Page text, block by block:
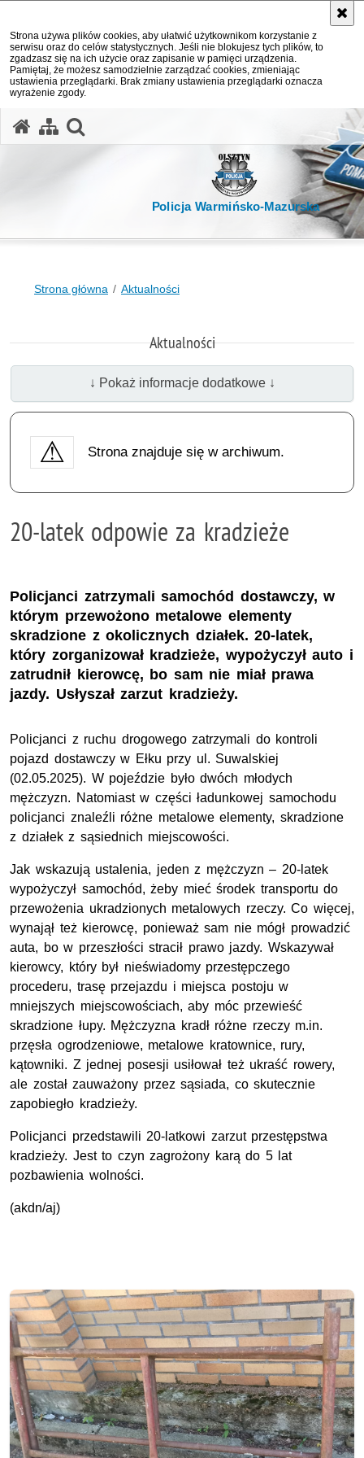
Strona używa plików cookies, aby ułatwić użytkownikom korzystanie z
serwisu oraz do celów statystycznych. Jeśli nie blokujesz tych plików, to
zgadzasz się na ich użycie oraz zapisanie w pamięci urządzenia.
Pamiętaj, że możesz samodzielnie zarządzać cookies, zmieniając
ustawienia przeglądarki. Brak zmiany ustawienia przeglądarki oznacza
wyrażenie zgody.
Policja Warmińsko-Mazurska
Strona główna Aktualności
Aktualności
↓ Pokaż informacje dodatkowe ↓
Strona znajduje się w archiwum.
20-latek odpowie za kradzieże
Policjanci zatrzymali samochód dostawczy, w
którym przewożono metalowe elementy
skradzione z okolicznych działek. 20-latek,
który zorganizował kradzieże, wypożyczył auto i
zatrudnił kierowcę, bo sam nie miał prawa
jazdy. Usłyszał zarzut kradzieży.
Policjanci z ruchu drogowego zatrzymali do kontroli
pojazd dostawczy w Ełku przy ul. Suwalskiej
(02.05.2025). W pojeździe było dwóch młodych
mężczyzn. Natomiast w części ładunkowej samochodu
policjanci znaleźli różne metalowe elementy, skradzione
z działek z sąsiednich miejscowości.
Jak wskazują ustalenia, jeden z mężczyzn – 20-latek
wypożyczył samochód, żeby mieć środek transportu do
przewożenia ukradzionych metalowych rzeczy. Co więcej,
wynajął też kierowcę, ponieważ sam nie mógł prowadzić
auta, bo w przeszłości stracił prawo jazdy. Wskazywał
kierowcy, który był nieświadomy przestępczego
procederu, trasę przejazdu i miejsca postoju w
mniejszych miejscowościach, aby móc przewieść
skradzione łupy. Mężczyzna kradł różne rzeczy m.in.
przęsła ogrodzeniowe, metalowe kratownice, rury,
kątowniki. Z jednej posesji usiłował też ukraść rowery,
ale został zauważony przez sąsiada, co skutecznie
zapobiegło kradzieży.
Policjanci przedstawili 20-latkowi zarzut przestępstwa
kradzieży. Jest to czyn zagrożony karą do 5 lat
pozbawienia wolności.
(akdn/aj)